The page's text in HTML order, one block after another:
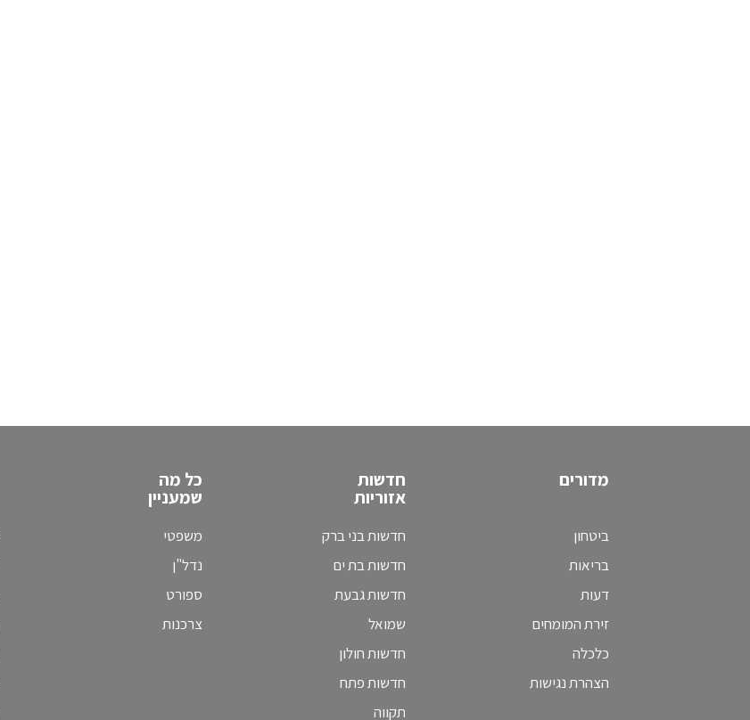
מדורים
ביטחון
בריאות
דעות
זירת המומחים
כלכלה
הצהרת נגישות
חדשות
אזוריות
חדשות בני ברק
חדשות בת ים
חדשות גבעת
שמואל
חדשות חולון
חדשות פתח
תקווה
כל מה
שמעניין
משפטי
נדל"ן
ספורט
צרכנות